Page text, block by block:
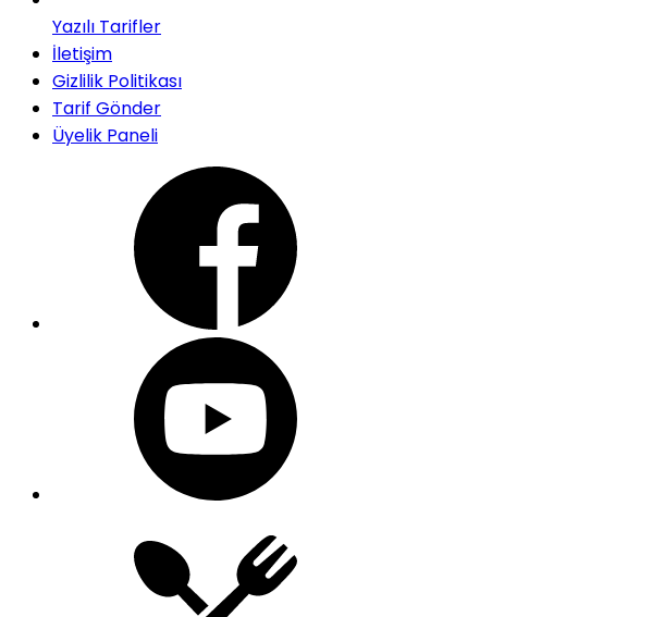
Yazılı Tarifler
İletişim
Gizlilik Politikası
Tarif Gönder
Üyelik Paneli